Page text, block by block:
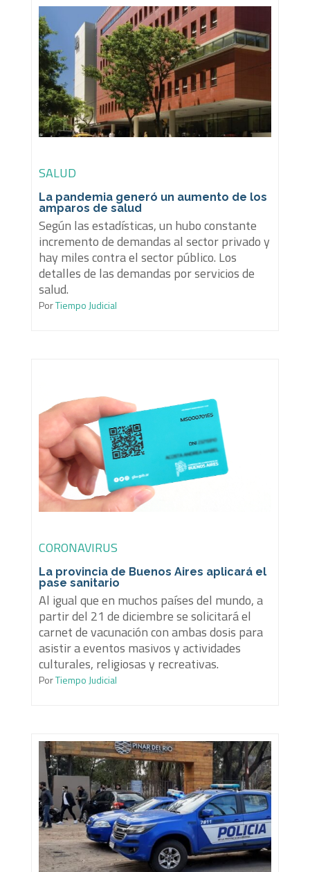
SALUD
La pandemia generó un aumento de los
amparos de salud
Según las estadísticas, un hubo constante
incremento de demandas al sector privado y
hay miles contra el sector público. Los
detalles de las demandas por servicios de
salud.
PorTiempo Judicial
CORONAVIRUS
La provincia de Buenos Aires aplicará el
pase sanitario
Al igual que en muchos países del mundo, a
partir del 21 de diciembre se solicitará el
carnet de vacunación con ambas dosis para
asistir a eventos masivos y actividades
culturales, religiosas y recreativas.
PorTiempo Judicial